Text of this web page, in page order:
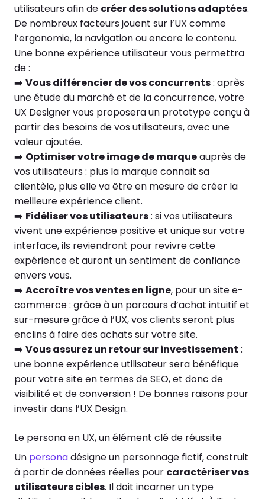
utilisateurs afin de créer des solutions adaptées.
De nombreux facteurs jouent sur l’UX comme
l’ergonomie, la navigation ou encore le contenu.
Une bonne expérience utilisateur vous permettra
de :
➡️ Vous différencier de vos concurrents: après
une étude du marché et de la concurrence, votre
UX Designer vous proposera un prototype conçu à
partir des besoins de vos utilisateurs, avec une
valeur ajoutée.
➡️ Optimiser votre image de marqueauprès de
vos utilisateurs : plus la marque connaît sa
clientèle, plus elle va être en mesure de créer la
meilleure expérience client.
➡️ Fidéliser vos utilisateurs: si vos utilisateurs
vivent une expérience positive et unique sur votre
interface, ils reviendront pour revivre cette
expérience et auront un sentiment de confiance
envers vous.
➡️ Accroître vos ventes en ligne, pour un site e-
commerce : grâce à un parcours d’achat intuitif et
sur-mesure grâce à l’UX, vos clients seront plus
enclins à faire des achats sur votre site.
➡️ Vous assurez un retour sur investissement :
une bonne expérience utilisateur sera bénéfique
pour votre site en termes de SEO, et donc de
visibilité et de conversion ! De bonnes raisons pour
investir dans l’UX Design.
Le persona en UX, un élément clé de réussite
Un personadésigne un personnage fictif, construit
à partir de données réelles pour caractériser vos
utilisateurs cibles. Il doit incarner un type